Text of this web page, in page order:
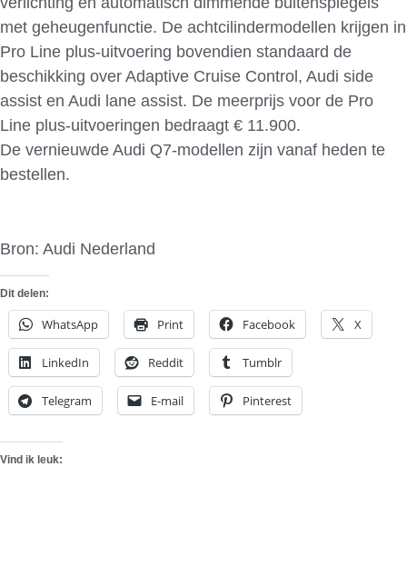
met geheugenfunctie. De achtcilindermodellen krijgen in
Pro Line plus-uitvoering bovendien standaard de
beschikking over Adaptive Cruise Control, Audi side
assist en Audi lane assist. De meerprijs voor de Pro
Line plus-uitvoeringen bedraagt € 11.900.
De vernieuwde Audi Q7-modellen zijn vanaf heden te
bestellen.
Bron: Audi Nederland
Dit delen:
WhatsApp Print Facebook X
LinkedIn Reddit Tumblr
Telegram E-mail Pinterest
Vind ik leuk: